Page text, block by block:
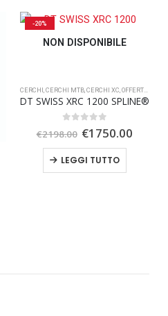
-20%
NON DISPONIBILE
CERCHI CERCHI MTB, CERCHI XC OFFERTA SPECIALE
DT SWISS XRC 1200 SPLINE®
Su 5
€2198.00 Il
originale
era:
€2198.00.
€1750.00
LEGGI TUTTO